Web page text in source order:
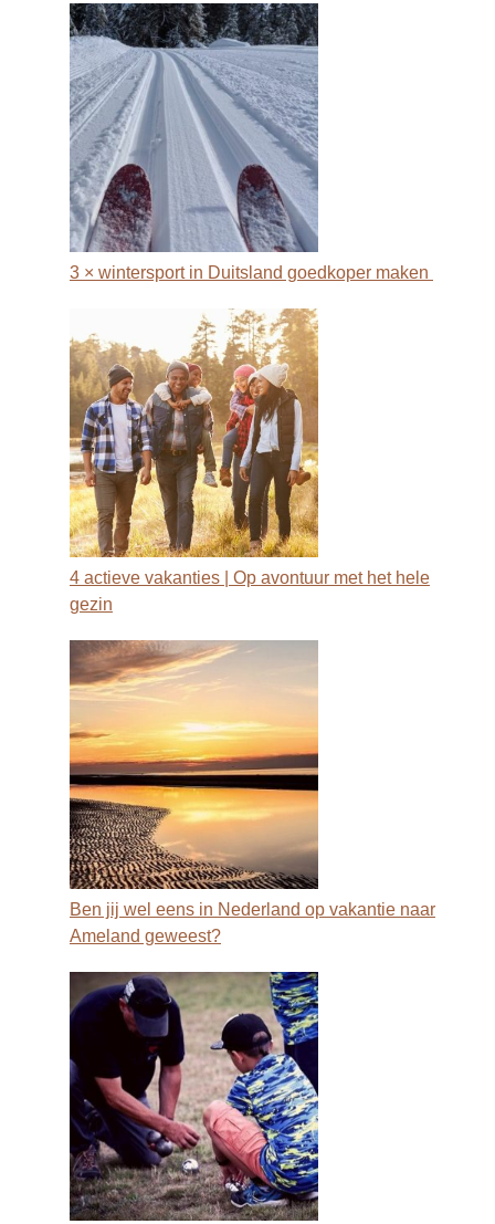
3 × wintersport in Duitsland goedkoper maken
4 actieve vakanties | Op avontuur met het hele
gezin
Ben jij wel eens in Nederland op vakantie naar
Ameland geweest?